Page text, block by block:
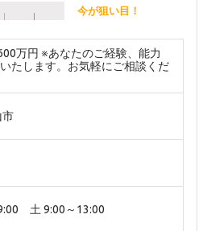
今が狙い目！
万円 ※あなたのご経験、能力
たします。お気軽にご相談くだ
市
土 9:00～13:00